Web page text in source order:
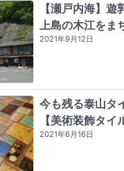
【瀬戸内海】
上島の木江をま
2021年9月12日
今も残る泰山タ
【美術装飾タイ
2021年6月16日